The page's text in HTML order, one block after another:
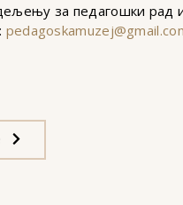
за педагошки рад